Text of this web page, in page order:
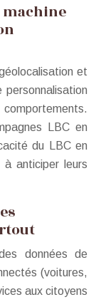
et
personnalisation
LBC en
du LBC en
anticiper leurs
données de
(voitures,
aux citoyens